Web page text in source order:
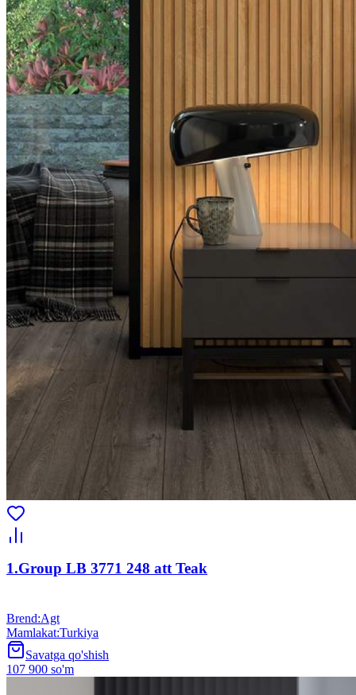
1.Group LB 3771 248 att Teak
Brend:Agt
Mamlakat:Turkiya
Savatga qo'shish
107 900 so'm